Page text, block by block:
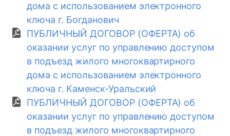
дома с использованием электронного
ключа г. Богданович
ПУБЛИЧНЫЙ ДОГОВОР (ОФЕРТА) об
оказании услуг по управлению доступом
в подъезд жилого многоквартирного
дома с использованием электронного
ключа г. Каменск-Уральский
ПУБЛИЧНЫЙ ДОГОВОР (ОФЕРТА) об
оказании услуг по управлению доступом
в подъезд жилого многоквартирного